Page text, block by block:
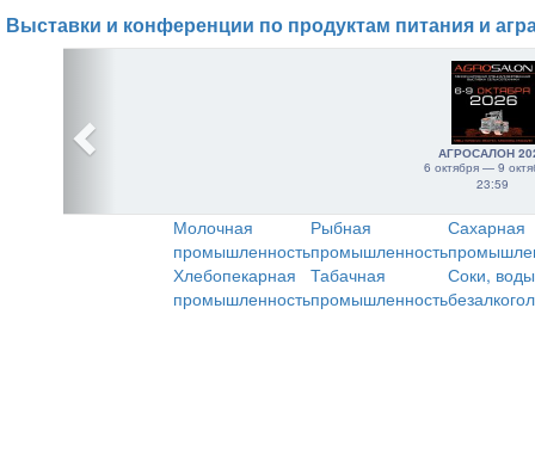
Выставки и конференции по продуктам питания и
АГРОСАЛОН
6 октября — 9
23:59
Молочная
промышленность
Рыбная
промышленность
Сахарная
Хлебопекарная
промышленность
Табачная
промышленность
Соки,